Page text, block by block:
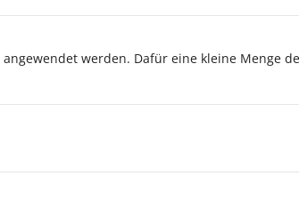
werden. Dafür eine kleine Menge